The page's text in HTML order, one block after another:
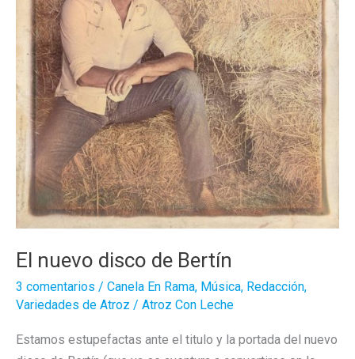
El nuevo disco de Bertín
3 comentarios / Canela En Rama, Música, Redacción,
Variedades de Atroz / Atroz Con Leche
Estamos estupefactas ante el titulo y la portada del nuevo